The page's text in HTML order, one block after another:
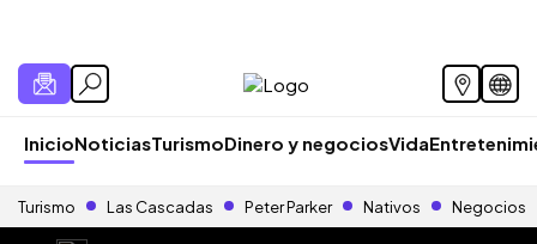
InicioNoticiasTurismoDinero y negociosVida
Turismo Las Cascadas Peter Parker Nativos Negocios